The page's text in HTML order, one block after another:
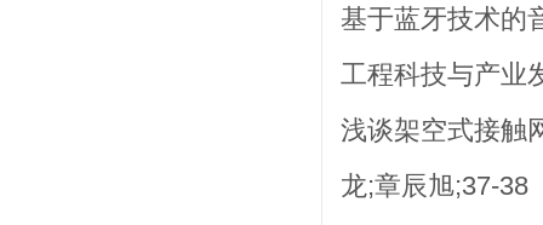
基于蓝牙技术的
工程科技与产业
浅谈架空式接触
龙;章辰旭;37-38